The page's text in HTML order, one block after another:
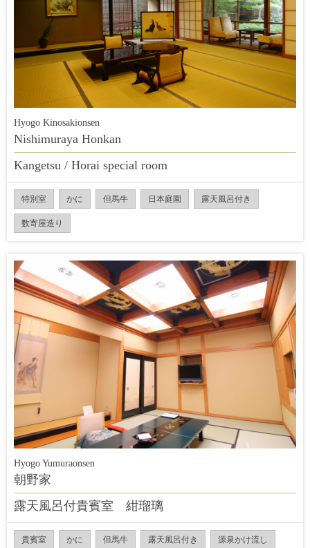
Hyogo Kinosakionsen
Nishimuraya Honkan
Kangetsu / Horai special room
特別室 かに 但馬牛 日本庭園 露天風呂付き
数寄屋造り
Hyogo Yumuraonsen
朝野家
露天風呂付貴賓室 紺瑠璃
貴賓室 かに 但馬牛 露天風呂付き 源泉かけ流し